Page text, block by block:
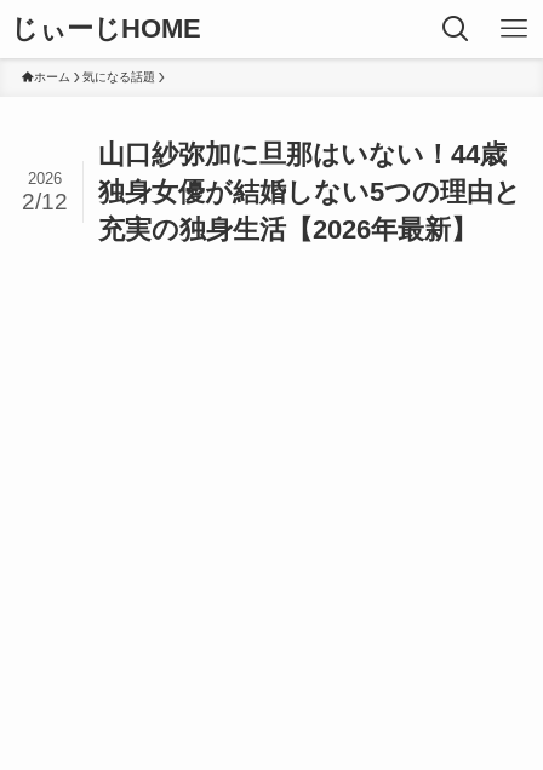
じぃーじHOME
ホーム 気になる話題
山口紗弥加に旦那はいない！44歳
独身女優が結婚しない5つの理由と
充実の独身生活【2026年最新】
2026
2/12